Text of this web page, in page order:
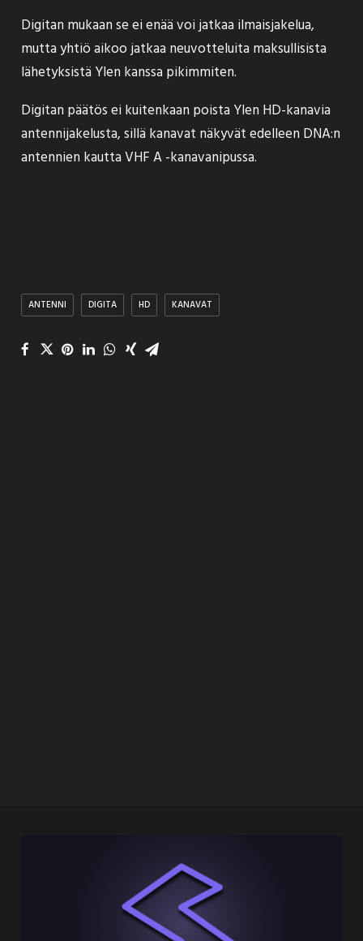
Digitan mukaan se ei enää voi jatkaa ilmaisjakelua,
mutta yhtiö aikoo jatkaa neuvotteluita maksullisista
lähetyksistä Ylen kanssa pikimmiten.
Digitan päätös ei kuitenkaan poista Ylen HD-kanavia
antennijakelusta, sillä kanavat näkyvät edelleen DNA:n
antennien kautta VHF A -kanavanipussa.
ANTENNI DIGITA HD KANAVAT